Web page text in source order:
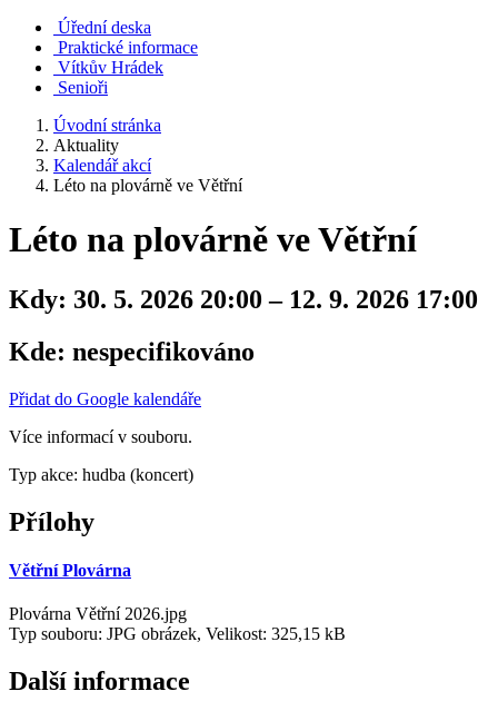
Úřední deska
Praktické informace
Vítkův Hrádek
Senioři
Úvodní stránka
Aktuality
Kalendář akcí
Léto na plovárně ve Větřní
Léto na plovárně ve Větřní
Kdy: 30. 5. 2026 20:00 – 12. 9. 2026 17:00
Kde: nespecifikováno
Přidat do Google kalendáře
Více informací v souboru.
Typ akce: hudba (koncert)
Přílohy
Větřní Plovárna
Plovárna Větřní 2026.jpg
Typ souboru: JPG obrázek, Velikost: 325,15 kB
Další informace